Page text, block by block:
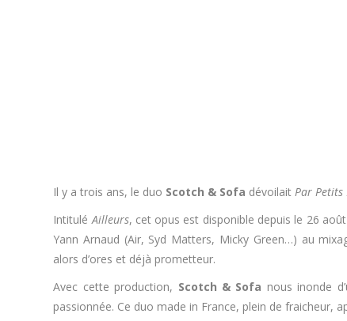
Il y a trois ans, le duo Scotch & Sofa dévoilaitPar Petits
IntituléAilleurs, cet opus est disponible depuis le 26
Yann Arnaud (Air, Syd Matters, Micky Green…) au
alors d’ores et déjà prometteur.
Avec cette production, Scotch & Sofa nous inonde
passionnée. Ce duo made in France, plein de fraicheur,